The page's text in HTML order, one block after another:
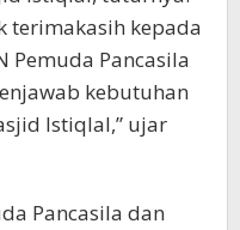
terimakasih kepada
Pemuda Pancasila
kebutuhan
Istiqlal,” ujar
Pancasila dan